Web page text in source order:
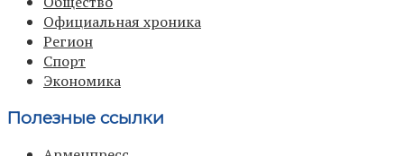
Официальная хроника
Регион
Спорт
Экономика
Полезные ссылки